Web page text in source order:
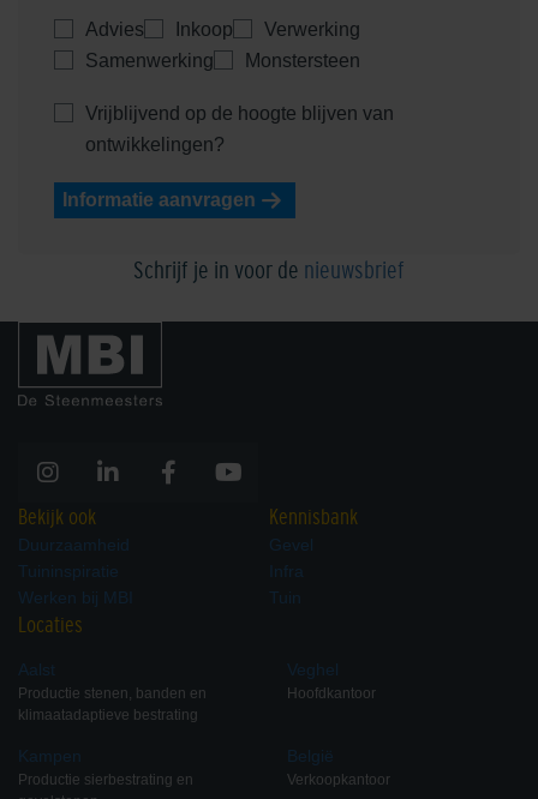
Advies Inkoop
Verwerking
Samenwerking
Monstersteen
Vrijblijvend op de hoogte blijven van
ontwikkelingen?
Informatie aanvragen
Schrijf je in voor de nieuwsbrief
Bekijk ook
Duurzaamheid
Tuininspiratie
Werken bij MBI
Kennisbank
Gevel
Infra
Tuin
Locaties
Aalst
Productie stenen, banden en
klimaatadaptieve bestrating
Kampen
Productie sierbestrating en
Veghel
Hoofdkantoor
België
Verkoopkantoor